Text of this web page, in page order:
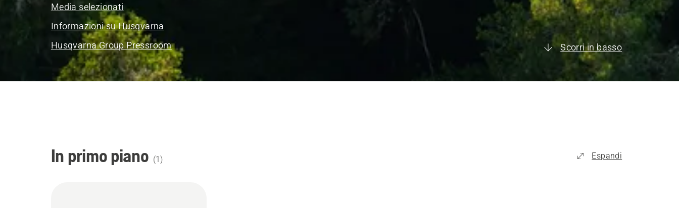
Media selezionati
Informazioni su Husqvarna
Husqvarna Group Pressroom
Scorri in basso
In primo piano (1) Espandi